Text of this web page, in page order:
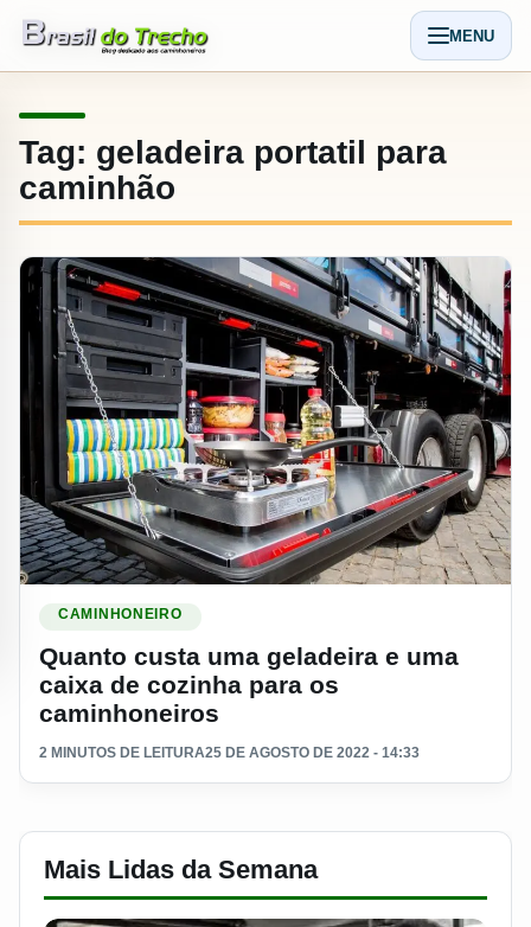
Abrir
MENU
Tag: geladeira portatil para
caminhão
CAMINHONEIRO
Quanto custa uma geladeira e uma
caixa de cozinha para os
caminhoneiros
2 MINUTOS DE LEITURA25 DE AGOSTO DE 2022 - 14:33
Mais Lidas da Semana